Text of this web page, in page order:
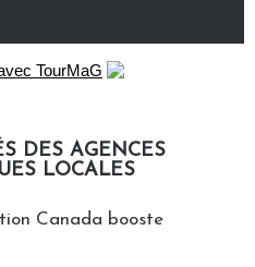
DES AGENCES
LOCALES
Canada booste